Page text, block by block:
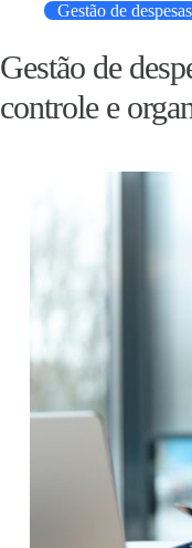
Gestão de despesas
Gestão de
controle e